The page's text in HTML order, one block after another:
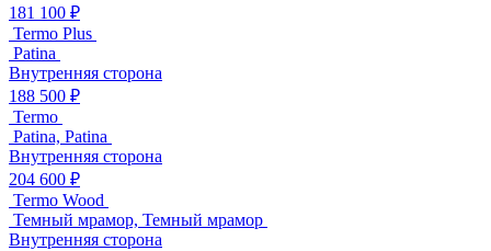
181 100 ₽
Termo Plus
Patina
Внутренняя сторона
188 500 ₽
Termo
Patina, Patina
Внутренняя сторона
204 600 ₽
Termo Wood
Темный мрамор, Темный мрамор
Внутренняя сторона